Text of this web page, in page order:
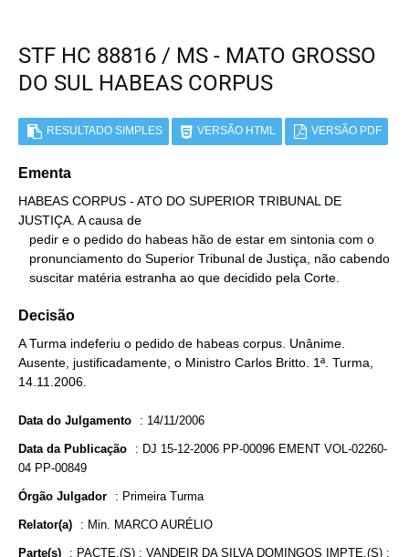
STF HC 88816 / MS - MATO GROSSO
DO SUL HABEAS CORPUS
RESULTADO SIMPLES VERSÃO HTML VERSÃO PDF
Ementa
HABEAS CORPUS - ATO DO SUPERIOR TRIBUNAL DE
JUSTIÇA. A causa de
   suscitar matéria estranha ao que decidido pela Corte.
Decisão
A Turma indeferiu o pedido de habeas corpus. Unânime.
Ausente, justificadamente, o Ministro Carlos Britto. 1ª. Turma,
14.11.2006.
Data do Julgamento : 14/11/2006
Data da Publicação : DJ 15-12-2006 PP-00096 EMENT VOL-02260-
04 PP-00849
Órgão Julgador : Primeira Turma
Relator(a) : Min. MARCO AURÉLIO
Parte(s) : PACTE.(S) : VANDEIR DA SILVA DOMINGOS IMPTE.(S) :